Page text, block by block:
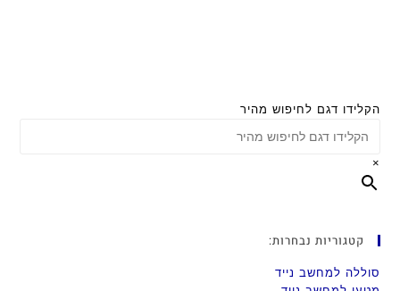
הקלידו דגם לחיפוש מהיר
×
קטגוריות נבחרות:
סוללה למחשב נייד